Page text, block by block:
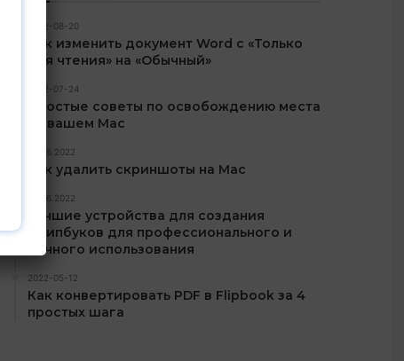
2022-08-20
Как изменить документ Word с «Только
для чтения» на «Обычный»
2022-07-24
Простые советы по освобождению места
на вашем Mac
24.06.2022
Как удалить скриншоты на Mac
03.06.2022
Лучшие устройства для создания
флипбуков для профессионального и
личного использования
2022-05-12
Как конвертировать PDF в Flipbook за 4
простых шага